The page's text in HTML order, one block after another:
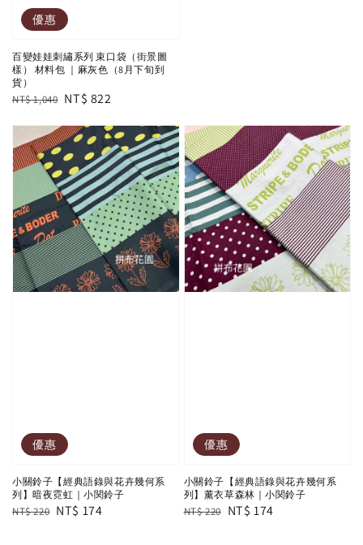
優惠
百變娃娃刺繡系列 束口袋（街景圖
樣） 材料包 ｜麻灰色（8月下旬到
貨）
Regular
NT$ 1,040 Sale
NT$ 822
優惠
小關鈴子【經典語錄與花卉幾何系
列】暗夜霓虹｜小関鈴子
Regular
NT$ 220 Sale
NT$ 174
優惠
小關鈴子【經典語錄與花卉幾何系
列】薰衣草森林｜小関鈴子
Regular
NT$ 220 Sale
NT$ 174